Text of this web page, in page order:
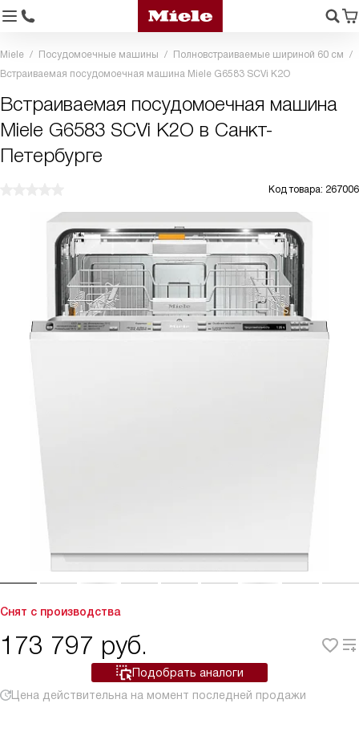
Miele Посудомоечные машины
Полновстраиваемые шириной 60 см
Встраиваемая посудомоечная машина Miele G6583 SCVi K2O
Встраиваемая посудомоечная машина
Miele G6583 SCVi K2O в Санкт-
Петербурге
Код товара: 267006
Снят с производства
173 797 руб.
Подобрать аналоги
Цена действительна на момент последней продажи